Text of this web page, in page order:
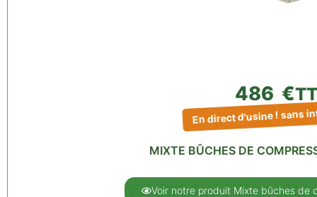
486 €
En direct d'usine ! sans
MIXTE BÛCHES DE
Voir notre produit Mixte bûches de